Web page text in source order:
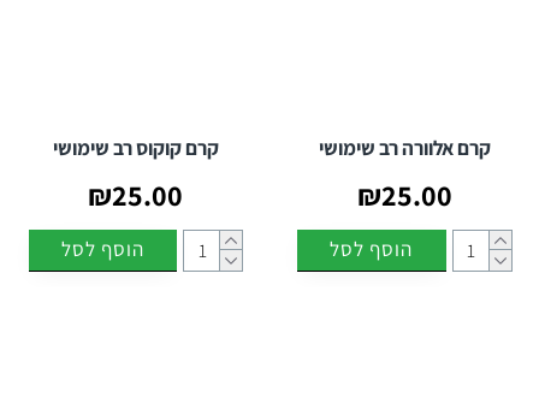
קרם אלוורה רב שימושי
₪25.00
הוסף לסל
קרם קוקוס רב שימושי
₪25.00
הוסף לסל